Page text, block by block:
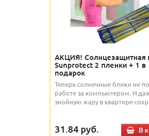
АКЦИЯ! Солнцезащитная
Sunprotect 2 пленки + 1 в
подарок
Теперь солнечные блики не
работе за компьютером. И
знойную жару в квартире
31.84 руб. В